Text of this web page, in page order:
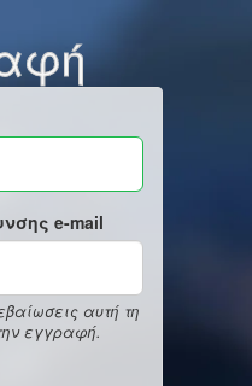
e-mail
αυτή τη
εγγραφή.